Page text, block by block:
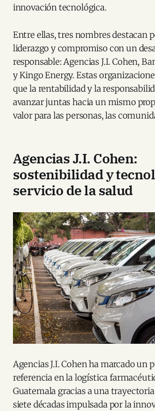
innovación tecnológica.
Entre ellas, tres nombres destacan
liderazgo y compromiso con un
responsable: Agencias J.I. Cohen,
y Kingo Energy. Estas
que la rentabilidad y la
avanzar juntas hacia un mismo
valor para las personas, las
Agencias J.I. Cohen:
sostenibilidad y
servicio de la salud
Agencias J.I. Cohen ha marcado un
referencia en la logística
Guatemala gracias a una trayectoria
siete décadas impulsada por la